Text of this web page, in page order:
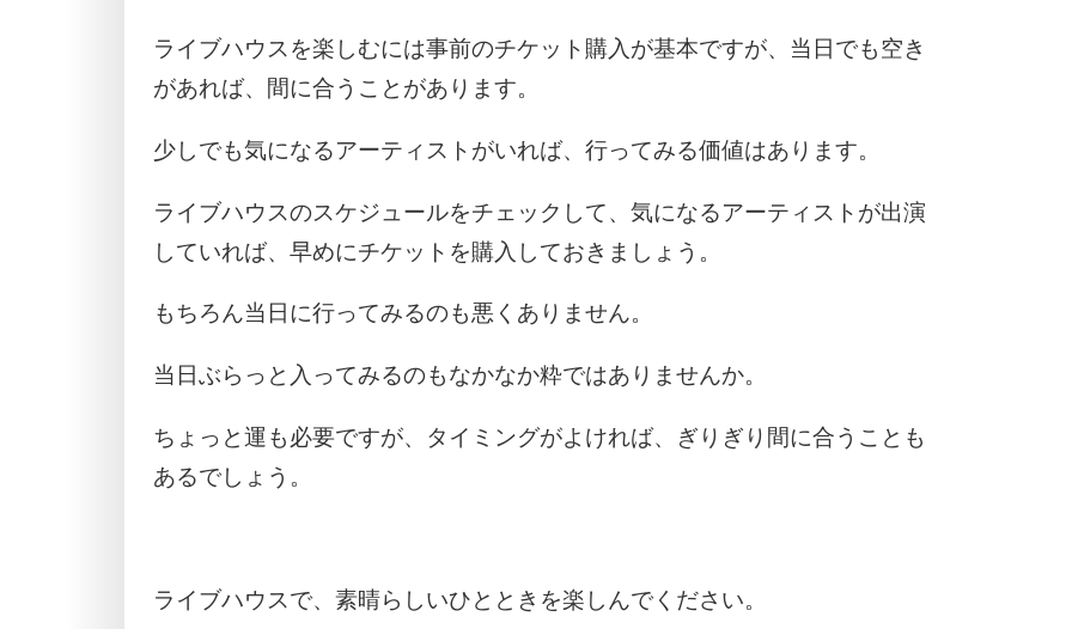
ライブハウスを楽しむには事前のチケット購入が基本ですが、当日でも空き
があれば、間に合うことがあります。
少しでも気になるアーティストがいれば、行ってみる価値はあります。
ライブハウスのスケジュールをチェックして、気になるアーティストが出演
していれば、早めにチケットを購入しておきましょう。
もちろん当日に行ってみるのも悪くありません。
当日ぶらっと入ってみるのもなかなか粋ではありませんか。
ちょっと運も必要ですが、タイミングがよければ、ぎりぎり間に合うことも
あるでしょう。
ライブハウスで、素晴らしいひとときを楽しんでください。